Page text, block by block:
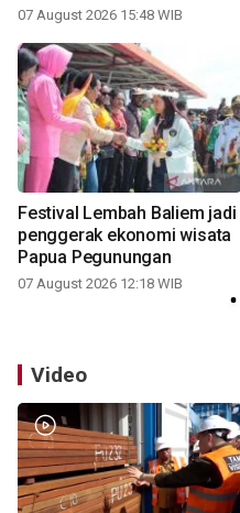
07 August 2026 15:48 WIB
Festival Lembah Baliem jadi
penggerak ekonomi wisata
Papua Pegunungan
07 August 2026 12:18 WIB
Video